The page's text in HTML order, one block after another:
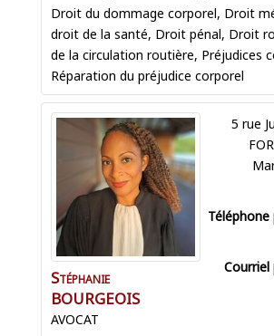
Droit du dommage corporel, Droit
droit de la santé, Droit pénal, Droit
de la circulation routière, Préjudices
Réparation du préjudice corporel
Stéphanie
BOURGEOIS
AVOCAT
5 rue